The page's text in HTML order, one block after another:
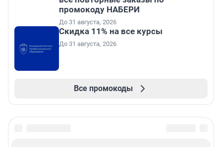
промокоду НАБЕРИ
До 31 августа, 2026
Скидка 11% на все курсы
До 31 августа, 2026
Все промокоды